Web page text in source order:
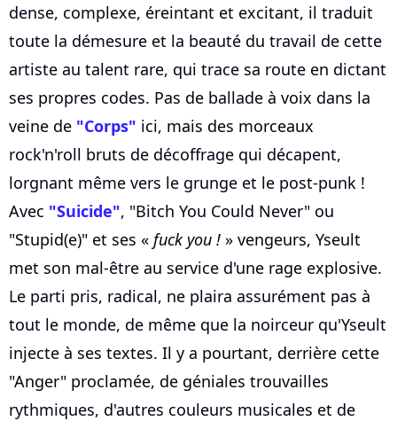
dense, complexe, éreintant et excitant, il traduit
toute la démesure et la beauté du travail de cette
artiste au talent rare, qui trace sa route en dictant
ses propres codes. Pas de ballade à voix dans la
veine de "Corps" ici, mais des morceaux
rock'n'roll bruts de décoffrage qui décapent,
lorgnant même vers le grunge et le post-punk !
Avec "Suicide", "Bitch You Could Never" ou
"Stupid(e)" et ses « fuck you ! » vengeurs, Yseult
met son mal-être au service d'une rage explosive.
Le parti pris, radical, ne plaira assurément pas à
tout le monde, de même que la noirceur qu'Yseult
injecte à ses textes. Il y a pourtant, derrière cette
"Anger" proclamée, de géniales trouvailles
rythmiques, d'autres couleurs musicales et de